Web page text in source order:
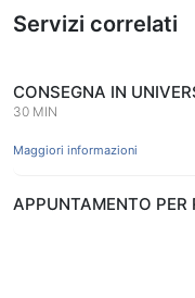
Servizi correlati
CONSEGNA IN
30 MIN
Maggiori informazioni
APPUNTAMENTO PER